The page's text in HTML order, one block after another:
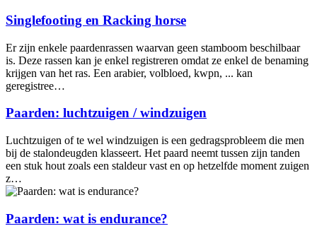
Singlefooting en Racking horse
Er zijn enkele paardenrassen waarvan geen stamboom beschilbaar
is. Deze rassen kan je enkel registreren omdat ze enkel de benaming
krijgen van het ras. Een arabier, volbloed, kwpn, ... kan
geregistree…
Paarden: luchtzuigen / windzuigen
Luchtzuigen of te wel windzuigen is een gedragsprobleem die men
bij de stalondeugden klasseert. Het paard neemt tussen zijn tanden
een stuk hout zoals een staldeur vast en op hetzelfde moment zuigen
z…
Paarden: wat is endurance?